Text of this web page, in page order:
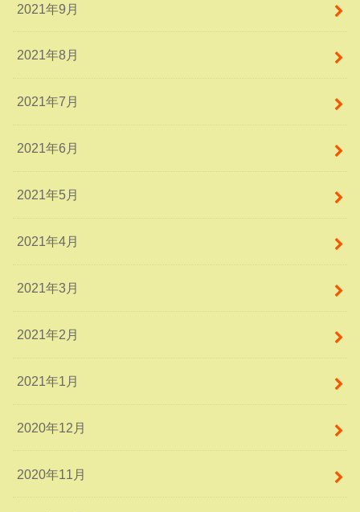
2021年9月
2021年8月
2021年7月
2021年6月
2021年5月
2021年4月
2021年3月
2021年2月
2021年1月
2020年12月
2020年11月